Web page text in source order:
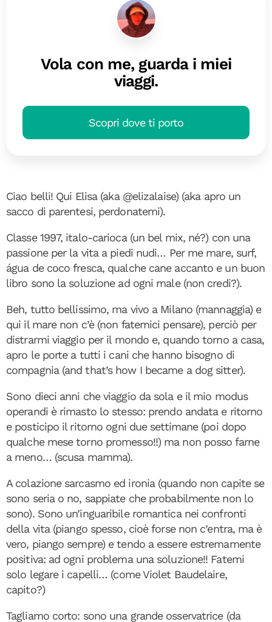
Vola con me, guarda i miei
viaggi.
Scopri dove ti porto
Ciao belli! Qui Elisa (aka @elizalaise) (aka apro un
sacco di parentesi, perdonatemi).
Classe 1997, italo-carioca (un bel mix, né?) con una
passione per la vita a piedi nudi… Per me mare, surf,
água de coco fresca, qualche cane accanto e un buon
libro sono la soluzione ad ogni male (non credi?).
Beh, tutto bellissimo, ma vivo a Milano (mannaggia) e
qui il mare non c’è (non fatemici pensare), perciò per
distrarmi viaggio per il mondo e, quando torno a casa,
apro le porte a tutti i cani che hanno bisogno di
compagnia (and that’s how I became a dog sitter).
Sono dieci anni che viaggio da sola e il mio modus
operandi è rimasto lo stesso: prendo andata e ritorno
e posticipo il ritorno ogni due settimane (poi dopo
qualche mese torno promesso!!) ma non posso farne
a meno… (scusa mamma).
A colazione sarcasmo ed ironia (quando non capite se
sono seria o no, sappiate che probabilmente non lo
sono). Sono un’inguaribile romantica nei confronti
della vita (piango spesso, cioè forse non c’entra, ma è
vero, piango sempre) e tendo a essere estremamente
positiva: ad ogni problema una soluzione!! Fatemi
solo legare i capelli… (come Violet Baudelaire,
capito?)
Tagliamo corto: sono una grande osservatrice (da